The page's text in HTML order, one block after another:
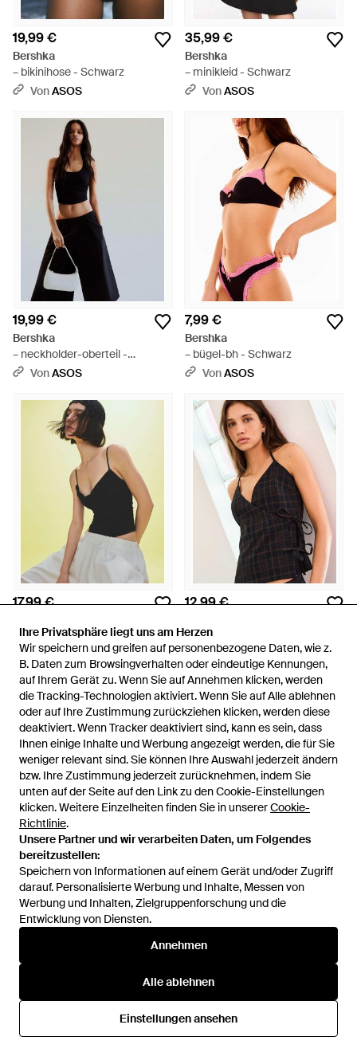
Ihre Privatsphäre liegt uns am Herzen
Wir speichern und greifen auf personenbezogene Daten, wie z.
B. Daten zum Browsingverhalten oder eindeutige Kennungen,
auf Ihrem Gerät zu. Wenn Sie auf Annehmen klicken, werden
die Tracking-Technologien aktiviert. Wenn Sie auf Alle ablehnen
oder auf Ihre Zustimmung zurückziehen klicken, werden diese
deaktiviert. Wenn Tracker deaktiviert sind, kann es sein, dass
Ihnen einige Inhalte und Werbung angezeigt werden, die für Sie
weniger relevant sind. Sie können Ihre Auswahl jederzeit ändern
bzw. Ihre Zustimmung jederzeit zurücknehmen, indem Sie
unten auf der Seite auf den Link zu den Cookie-Einstellungen
klicken. Weitere Einzelheiten finden Sie in unsererCookie-
Richtlinie.
Unsere Partner und wir verarbeiten Daten, um Folgendes
bereitzustellen:
Speichern von Informationen auf einem Gerät und/oder Zugriff
darauf. Personalisierte Werbung und Inhalte, Messen von
Werbung und Inhalten, Zielgruppenforschung und die
Entwicklung von Diensten.
Annehmen
Alle ablehnen
Einstellungen ansehen
Ihre Privatsphäre liegt uns am Herzen
Wir speichern und greifen auf personenbezogene Daten, wie z.
B. Daten zum Browsingverhalten oder eindeutige Kennungen,
auf Ihrem Gerät zu. Wenn Sie auf Annehmen klicken, werden
die Tracking-Technologien aktiviert. Wenn Sie auf Alle ablehnen
oder auf Ihre Zustimmung zurückziehen klicken, werden diese
deaktiviert. Wenn Tracker deaktiviert sind, kann es sein, dass
Ihnen einige Inhalte und Werbung angezeigt werden, die für Sie
weniger relevant sind. Sie können Ihre Auswahl jederzeit ändern
bzw. Ihre Zustimmung jederzeit zurücknehmen, indem Sie
unten auf der Seite auf den Link zu den Cookie-Einstellungen
klicken. Weitere Einzelheiten finden Sie in unsererCookie-
Richtlinie.
Unsere Partner und wir verarbeiten Daten, um Folgendes
bereitzustellen:
Speichern von Informationen auf einem Gerät und/oder Zugriff
darauf. Personalisierte Werbung und Inhalte, Messen von
Werbung und Inhalten, Zielgruppenforschung und die
Entwicklung von Diensten.
Annehmen
Alle ablehnen
Einstellungen ansehen
19,99 €
Bershka
– bikinihose - Schwarz
VonASOS
35,99 €
Bershka
– minikleid - Schwarz
VonASOS
19,99 €
Bershka
– neckholder-oberteil -
Schwarz
VonASOS
7,99 €
Bershka
– bügel-bh - Schwarz
VonASOS
17,99 €
– body - Schwarz
VonASOS
12,99 €
– oberteil - Schwarz
VonASOS
12,99 €
Bershka
– trägerloses oberteil - Schwarz
12,99 €
Bershka